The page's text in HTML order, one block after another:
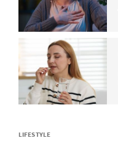
LIFESTYLE